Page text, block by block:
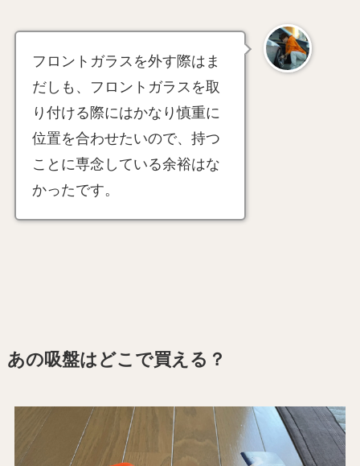
フロントガラスを外す際はま
だしも、フロントガラスを取
り付ける際にはかなり慎重に
位置を合わせたいので、持つ
ことに専念している余裕はな
かったです。
あの吸盤はどこで買える？